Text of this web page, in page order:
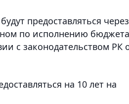
предоставляться через
по исполнению бюджета
с законодательством РК
на 10 лет на